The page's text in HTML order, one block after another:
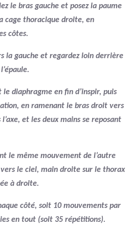
le bras gauche et posez la paume
cage thoracique droite, en
côtes.
la gauche et regardez loin derrière
le diaphragme en fin d’inspir, puis
, en ramenant le bras droit vers
et les deux mains se reposant
le même mouvement de l’autre
le ciel, main droite sur le thorax
à droite.
côté, soit 10 mouvements par
en tout (soit 35 répétitions).